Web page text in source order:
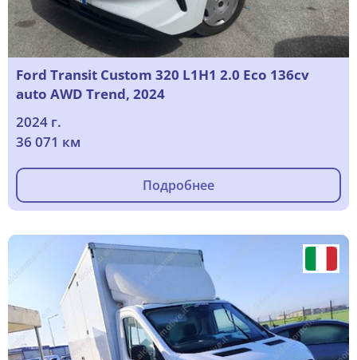
Ford Transit Custom 320 L1H1 2.0 Eco 136cv
auto AWD Trend, 2024
2024 г.
36 071 км
Подробнее